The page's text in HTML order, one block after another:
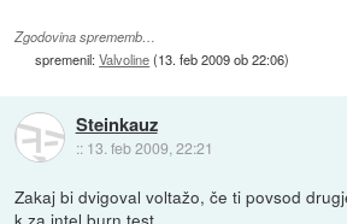
Zgodovina sprememb…
spremenil:Valvoline(13. feb 2009 ob 22:06)
Steinkauz
:: 13. feb 2009, 22:21
Zakaj bi dvigoval voltažo, če ti povsod
k za intel burn test